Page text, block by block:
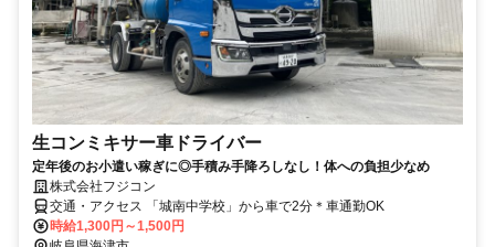
生コンミキサー車ドライバー
定年後のお小遣い稼ぎに◎手積み手降ろしなし！体への負担少なめ
株式会社フジコン
交通・アクセス 「城南中学校」から車で2分＊車通勤OK
時給1,300円～1,500円